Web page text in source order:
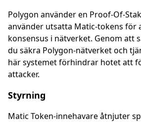
Polygon använder en Proof-Of-
använder utsatta Matic-tokens för
konsensus i nätverket. Genom att
du säkra Polygon-nätverket och
här systemet förhindrar hotet att
attacker.
Styrning
Matic Token-innehavare åtnjuter